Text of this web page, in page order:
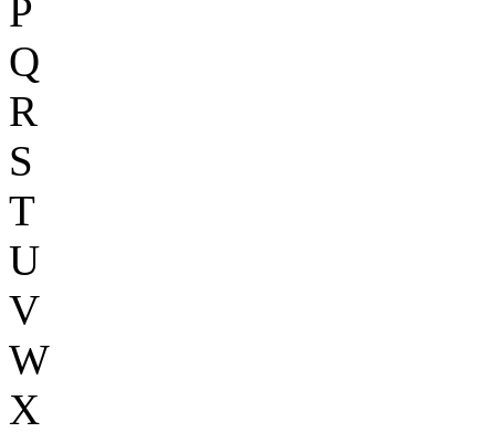
P
Q
R
S
T
U
V
W
X